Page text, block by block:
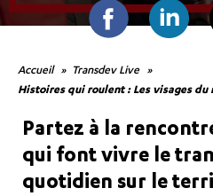
FacebookLinkedin
Accueil
Transdev Live
Histoires qui roulent : Les visages
Partez à la
qui font vivre le
quotidien sur le